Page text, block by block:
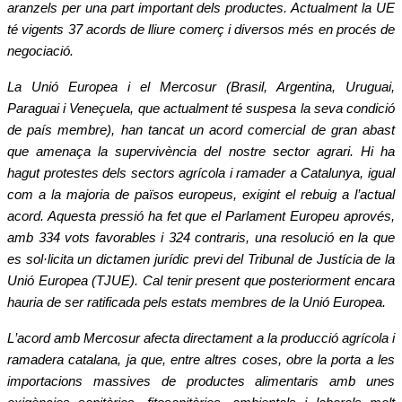
aranzels per una part important dels productes. Actualment la UE
té vigents 37 acords de lliure comerç i diversos més en procés de
negociació.
La Unió Europea i el Mercosur (Brasil, Argentina, Uruguai,
Paraguai i Veneçuela, que actualment tésuspesa la seva condició
de país membre), han tancat un acord comercial de gran abast
que amenaça la supervivència del nostre sector agrari. Hi ha
hagut protestes dels sectors agrícola i ramader a Catalunya, igual
com a la majoria de països europeus, exigint el rebuig a l’actual
acord. Aquesta pressió ha fet que el Parlament Europeu aprovés,
amb 334 vots favorables i 324 contraris, una resolució en la que
es sol·licita un dictamen jurídic previ del Tribunal de Justícia de la
Unió Europea (TJUE). Cal tenir present que posteriorment encara
hauria de ser ratificada pels estats membres de la Unió Europea.
L’acord amb Mercosur afecta directament a la producció agrícola i
ramadera catalana, ja que, entre altres coses, obre la porta a les
importacions massives de productes alimentaris amb unes